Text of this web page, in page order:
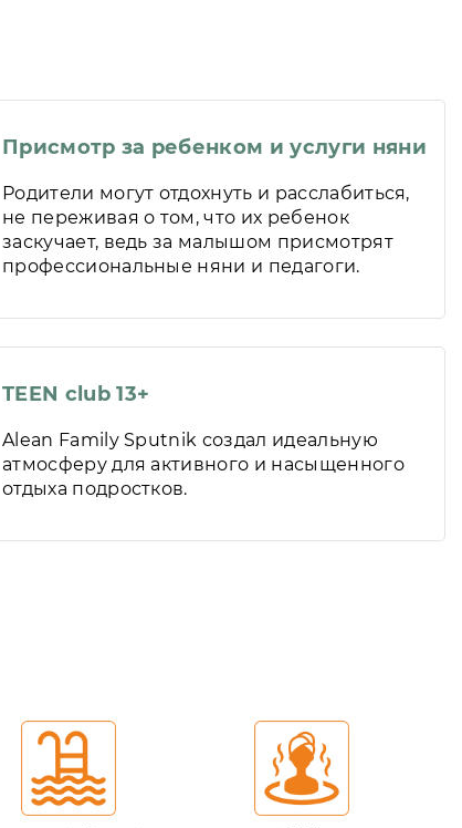
Присмотр за ребенком и услуги няни
Родители могут отдохнуть и расслабиться,
не переживая о том, что их ребенок
заскучает, ведь за малышом присмотрят
профессиональные няни и педагоги.
TEEN club 13+
Alean Family Sputnik создал идеальную
атмосферу для активного и насыщенного
отдыха подростков.